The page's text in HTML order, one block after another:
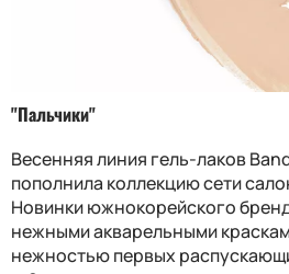
"Пальчики"
Весенняя линия гель-лаков
пополнила коллекцию сети
Новинки южнокорейского
нежными акварельными
нежностью первых